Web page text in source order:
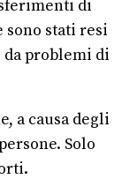
di
stati resi
da problemi di
a causa degli
Solo